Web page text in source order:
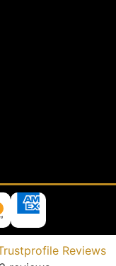
Reviews